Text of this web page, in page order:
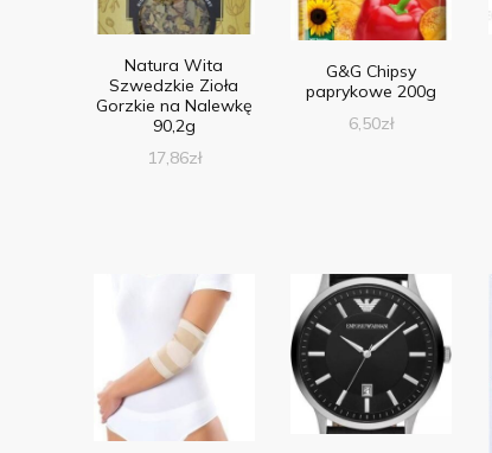
Natura Wita
Szwedzkie Zioła
Gorzkie na Nalewkę
90,2g
17,86zł
G&G Chipsy
paprykowe 200g
6,50zł